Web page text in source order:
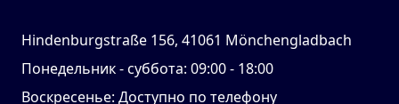
Hindenburgstraße 156, 41061 Mönchengladbach
Понедельник - суббота: 09:00 - 18:00
Воскресенье: Доступно по телефону